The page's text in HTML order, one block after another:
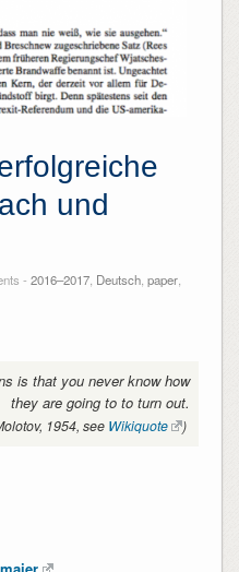
und
- 2016–2017, Deutsch, paper,
is that you never know how
they are going to to turn out.
1954, see Wikiquote )